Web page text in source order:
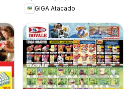
GIGA Atacado